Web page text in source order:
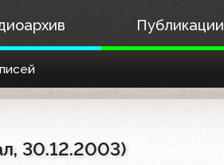
Публикации
30.12.2003)